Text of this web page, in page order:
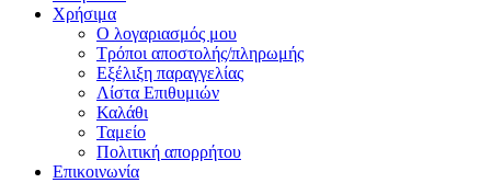
Χρήσιμα
Ο λογαριασμός μου
Τρόποι αποστολής/πληρωμής
Εξέλιξη παραγγελίας
Λίστα Επιθυμιών
Καλάθι
Ταμείο
Πολιτική απορρήτου
Επικοινωνία